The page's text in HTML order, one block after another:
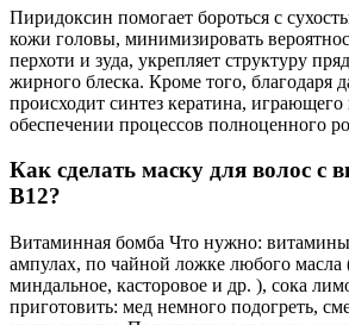
Пиридоксин помогает бороться с
кожи головы, минимизировать
перхоти и зуда, укрепляет структуру
жирного блеска. Кроме того, благодаря
происходит синтез кератина, играющего
обеспечении процессов полноценного
Как сделать маску для волос с
В12?
Витаминная бомба Что нужно:
ампулах, по чайной ложке любого масла
миндальное, касторовое и др. ), сока
приготовить: мед немного подогреть,